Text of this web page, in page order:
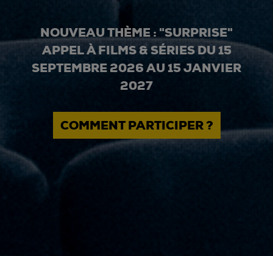
NOUVEAU THÈME : "SURPRISE"
APPEL À FILMS & SÉRIES DU 15
SEPTEMBRE 2026 AU 15 JANVIER
2027
COMMENT PARTICIPER ?